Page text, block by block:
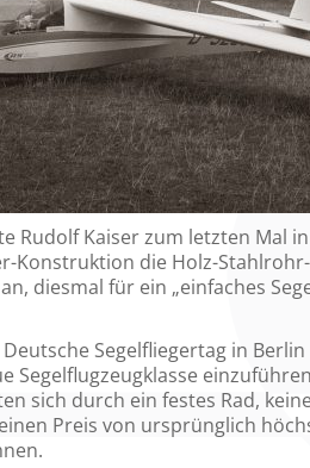
Rudolf Kaiser zum letzten Mal
Konstruktion die Holz-Stahlrohr-
diesmal für ein „einfaches
Segelfliegertag in
Segelflugzeugklasse
sich durch ein festes Rad,
Preis von ursprünglich